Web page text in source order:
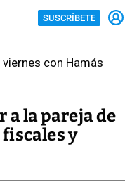
SUSCRÍBETE
con Hamás
a la pareja de
y